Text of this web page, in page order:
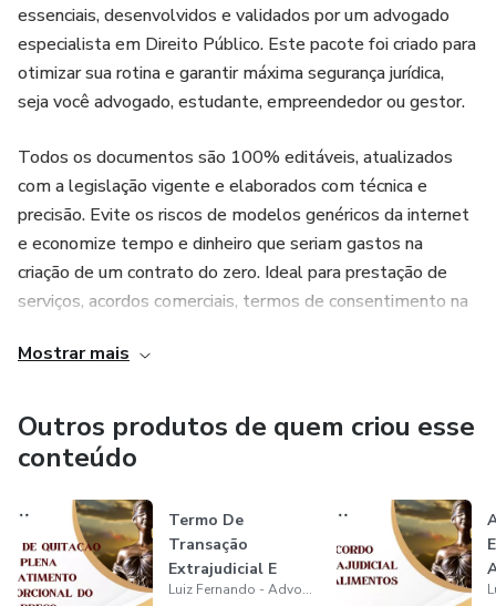
essenciais, desenvolvidos e validados por um advogado
especialista em Direito Público. Este pacote foi criado para
otimizar sua rotina e garantir máxima segurança jurídica,
seja você advogado, estudante, empreendedor ou gestor.
Todos os documentos são 100% editáveis, atualizados
com a legislação vigente e elaborados com técnica e
precisão. Evite os riscos de modelos genéricos da internet
e economize tempo e dinheiro que seriam gastos na
criação de um contrato do zero. Ideal para prestação de
serviços, acordos comerciais, termos de consentimento na
de profissionalismo e segurança dos seus negócios.
Mostrar mais
Outros produtos de quem criou esse
conteúdo
Termo De
Transação
Extrajudicial E
Quitação Plena - Luiz Fernando - Advogado Especialista em Direito Público